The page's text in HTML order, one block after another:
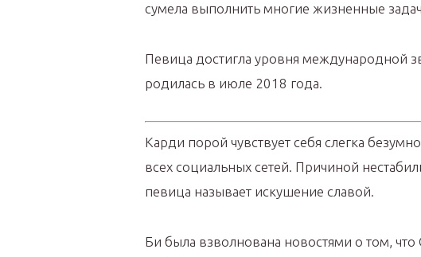
сумела выполнить многие жизненные
Певица достигла уровня международной
родилась в июле 2018 года.
Карди порой чувствует себя слегка
всех социальных сетей. Причиной
певица называет искушение славой.
Би была взволнована новостями о том, что